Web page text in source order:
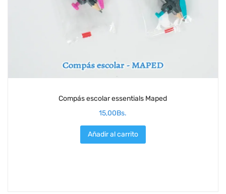
Compás escolar essentials Maped
15,00Bs.
Añadir al carrito